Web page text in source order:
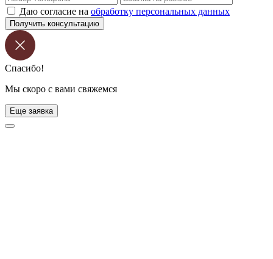
Даю согласие на обработку персональных данных
Получить консультацию
Спасибо!
Мы скоро с вами свяжемся
Еще заявка